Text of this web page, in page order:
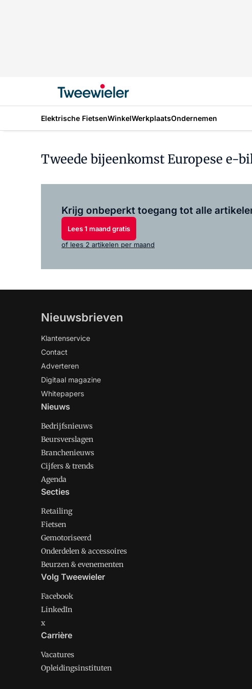
Elektrische FietsenWinkelWerkplaatsOndernemen
Tweede bijeenkomst Europese e-
Krijg onbeperkt toegang tot alle
Lees 1 maand gratis
of lees 2 artikelen per maand
Nieuwsbrieven
Klantenservice
Contact
Adverteren
Digitaal magazine
Whitepapers
Nieuws
Bedrijfsnieuws
Beursverslagen
Branchenieuws
Cijfers & trends
Agenda
Secties
Retailing
Fietsen
Gemotoriseerd
Onderdelen & accessoires
Beurzen & evenementen
Volg Tweewieler
Facebook
LinkedIn
x
Carrière
Vacatures
Opleidingsinstituten